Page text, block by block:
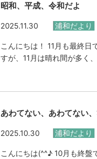
昭和、平成、令和だよ
2025.11.30 浦和だより
こんにちは！ 11月も最終
すが、11月は晴れ間が多く
あわてない、あわてない
2025.10.30 浦和だより
こんにちは(^^♪ 10月も終盤